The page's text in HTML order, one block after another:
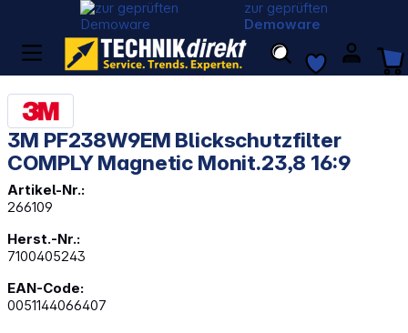
zur geprüften
Demoware
3M PF238W9EM Blickschutzfilter
COMPLY Magnetic Monit.23,8 16:9
Artikel-Nr.:
266109
Herst.-Nr.:
7100405243
EAN-Code:
0051144066407